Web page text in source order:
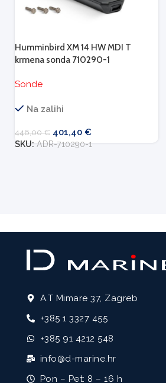
Humminbird XM 14 HW MDI T
krmena sonda 710290-1
Sonde
Na zalihi
446,00€ 401,40 €
SKU: ADR-710290-1
A.T Mimare 37, Zagreb
+385 1 3327 455
+385 91 4212 548
info@d-marine.hr
Pon – Pet: 8 – 16 h